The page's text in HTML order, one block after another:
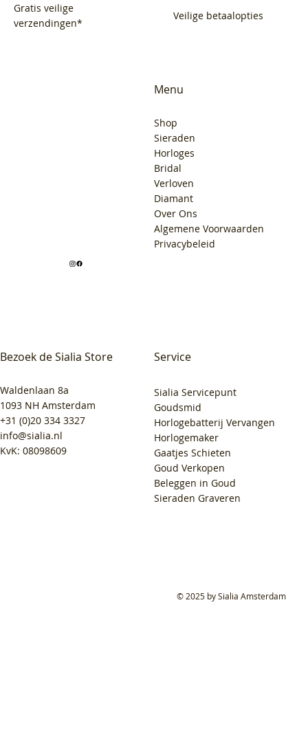
Gratis veilige
verzendingen*
Veilige betaalopties
Bezoek de Sialia Store
Waldenlaan 8a
1093 NH Amsterdam
+31 (0)20 334 3327
info@sialia.nl
KvK: 08098609
Menu
Shop
Sieraden
Horloges
Bridal
Verloven
Diamant
Over Ons
Algemene Voorwaarden
Privacybeleid
Service
Sialia Servicepunt
Goudsmid
Horlogebatterij Vervangen
Horlogemaker
Gaatjes Schieten
Goud Verkopen
Beleggen in Goud
Sieraden Graveren
© 2025 by Sialia Amsterdam